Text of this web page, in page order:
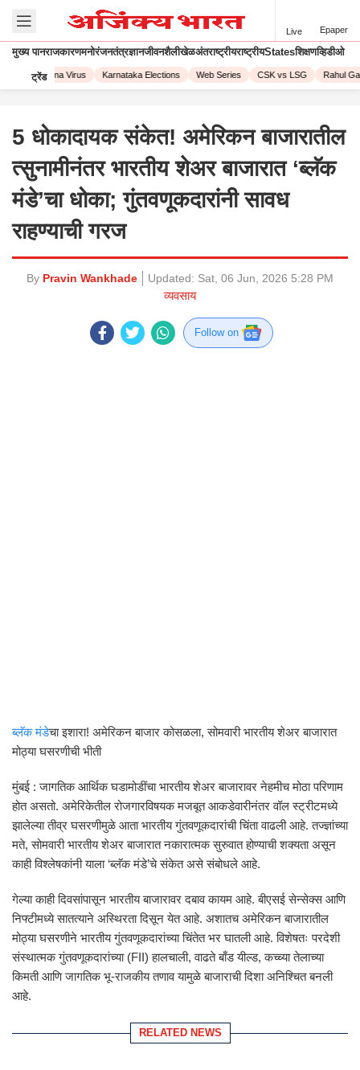
Live Epaper
मुख्य पानराजकारणमनोरंजनतंत्रज्ञानजीवनशैलीखेळअंतराष्ट्रीयराष्ट्रीयStatesशिक्षणव्हिडीओ
ट्रेंड
Corona Virus Karnataka Elections Web Series CSK vs LSG Rahul
5 धोकादायक संकेत! अमेरिकन बाजारातील
त्सुनामीनंतर भारतीय शेअर बाजारात ‘ब्लॅक
मंडे’चा धोका; गुंतवणूकदारांनी सावध
राहण्याची गरज
By Pravin Wankhade Updated: Sat, 06 Jun, 2026 5:28 PM
व्यवसाय
Follow on
ब्लॅक मंडेचा इशारा! अमेरिकन बाजार कोसळला, सोमवारी भारतीय शेअर बाजारात
मोठ्या घसरणीची भीती
मुंबई : जागतिक आर्थिक घडामोडींचा भारतीय शेअर बाजारावर नेहमीच मोठा परिणाम
होत असतो. अमेरिकेतील रोजगारविषयक मजबूत आकडेवारीनंतर वॉल स्ट्रीटमध्ये
झालेल्या तीव्र घसरणीमुळे आता भारतीय गुंतवणूकदारांची चिंता वाढली आहे. तज्ज्ञांच्या
मते, सोमवारी भारतीय शेअर बाजारात नकारात्मक सुरुवात होण्याची शक्यता असून
काही विश्लेषकांनी याला ‘ब्लॅक मंडे’चे संकेत असे संबोधले आहे.
गेल्या काही दिवसांपासून भारतीय बाजारावर दबाव कायम आहे. बीएसई सेन्सेक्स आणि
निफ्टीमध्ये सातत्याने अस्थिरता दिसून येत आहे. अशातच अमेरिकन बाजारातील
मोठ्या घसरणीने भारतीय गुंतवणूकदारांच्या चिंतेत भर घातली आहे. विशेषतः परदेशी
संस्थात्मक गुंतवणूकदारांच्या (FII) हालचाली, वाढते बाँड यील्ड, कच्च्या तेलाच्या
किमती आणि जागतिक भू-राजकीय तणाव यामुळे बाजाराची दिशा अनिश्चित बनली
आहे.
RELATED NEWS